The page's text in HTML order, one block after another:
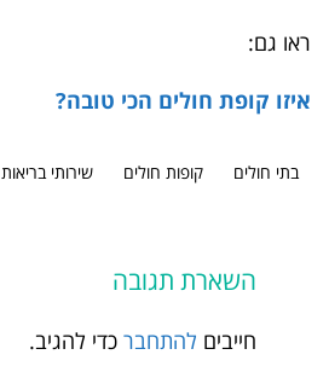
ראו גם:
איזו קופת חולים הכי טובה?
בתי חולים קופות חולים שירותי בריאות
השארת תגובה
חייבים להתחבר כדי להגיב.